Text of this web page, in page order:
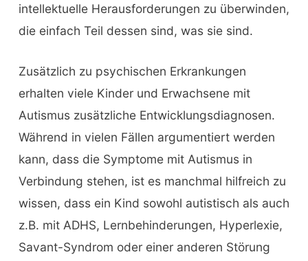
intellektuelle Herausforderungen zu überwinden,
die einfach Teil dessen sind, was sie sind.
Zusätzlich zu psychischen Erkrankungen
erhalten viele Kinder und Erwachsene mit
Autismus zusätzliche Entwicklungsdiagnosen.
Während in vielen Fällen argumentiert werden
kann, dass die Symptome mit Autismus in
Verbindung stehen, ist es manchmal hilfreich zu
wissen, dass ein Kind sowohl autistisch als auch
z.B. mit ADHS, Lernbehinderungen, Hyperlexie,
Savant-Syndrom oder einer anderen Störung